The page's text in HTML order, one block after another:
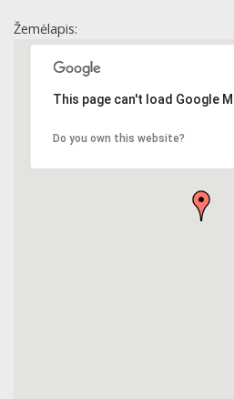
Žemėlapis:
This page can't load Google
Do you own this website?